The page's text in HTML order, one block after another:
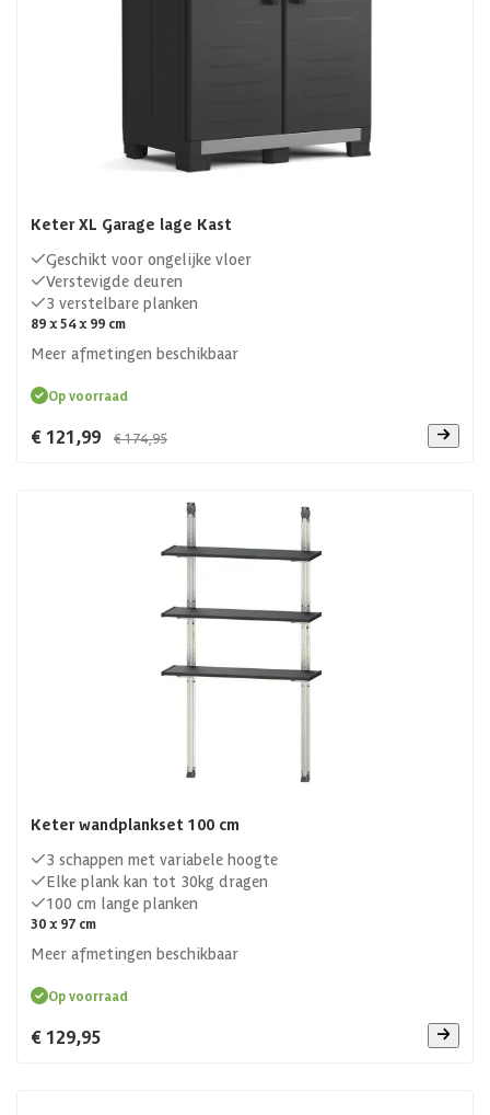
Keter XL Garage lage Kast
Geschikt voor ongelijke vloer
Verstevigde deuren
3 verstelbare planken
89 x 54 x 99 cm
Meer afmetingen beschikbaar
Op voorraad
€ 121,99 € 174,95
Keter wandplankset 100 cm
3 schappen met variabele hoogte
Elke plank kan tot 30kg dragen
100 cm lange planken
30 x 97 cm
Meer afmetingen beschikbaar
Op voorraad
€ 129,95